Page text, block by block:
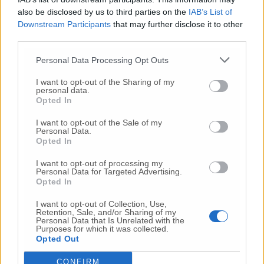
also be disclosed by us to third parties on the IAB’s List of
Downstream Participants that may further disclose it to other
Personal Data Processing Opt Outs
I want to opt-out of the Sharing of my
personal data.
Opted In
I want to opt-out of the Sale of my
Personal Data.
Opted In
I want to opt-out of processing my
Personal Data for Targeted Advertising.
Opted In
I want to opt-out of Collection, Use,
Retention, Sale, and/or Sharing of my
Personal Data that Is Unrelated with the
Purposes for which it was collected.
Opted Out
CONFIRM
Quando si parla di nuova impiantistica il
pensiero corre al dibattito di questi giorni sul
possibile arrivo di un termovalorizzatore.
le indicazioni emerse nella riunione di giugno
del tavolo tecnico regionale c’erano «Stanti le
sistema, deve essere garantita la possibilità
di realizzazione dei nuovi impianti; impianti
industriali assolutamente compatibili in
idonei contesti in considerazione degli
loro corretta gestione.Per gli impianti di
chiusura del ciclo sulla base delle criticità
soluzioni che rispettino il principio di
prossimità e di baricentricità, privilegiare la
scelta di siti già infrastrutturati,
siti compresi in poli tecnologici o con